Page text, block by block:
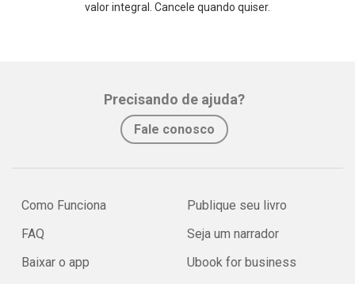
valor integral. Cancele quando quiser.
Precisando de ajuda?
Fale conosco
Como Funciona
FAQ
Baixar o app
Publique seu livro
Seja um narrador
Ubook for business